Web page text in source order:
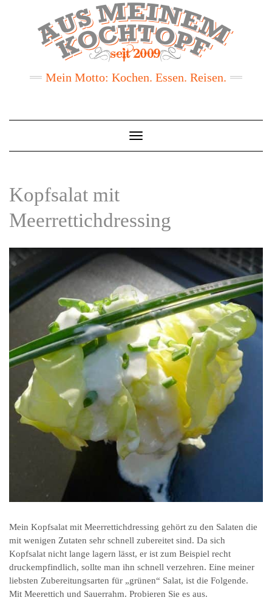
Mein Motto: Kochen. Essen. Reisen.
Toggle
Navigation
Kopfsalat mit
Meerrettichdressing
Mein Kopfsalat mit Meerrettichdressing gehört zu den Salaten die
mit wenigen Zutaten sehr schnell zubereitet sind. Da sich
Kopfsalat nicht lange lagern lässt, er ist zum Beispiel recht
druckempfindlich, sollte man ihn schnell verzehren. Eine meiner
liebsten Zubereitungsarten für „grünen“ Salat, ist die Folgende.
Mit Meerettich und Sauerrahm. Probieren Sie es aus.